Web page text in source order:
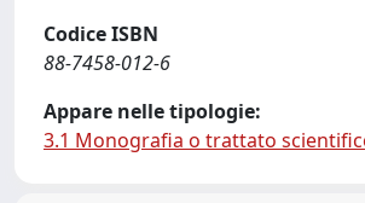
Codice ISBN
88-7458-012-6
Appare nelle tipologie:
3.1 Monografia o trattato